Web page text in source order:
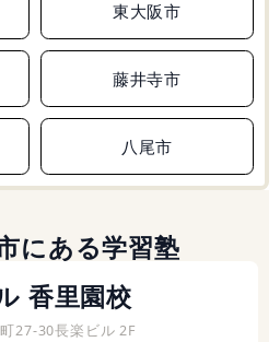
東大阪市
藤井寺市
八尾市
にある学習塾
香里園校
27-30長楽ビル 2F